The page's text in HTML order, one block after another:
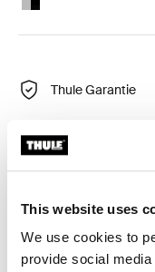
This website uses
We use cookies to
provide social
Thule Garantie
Ein komfortables
winterliche